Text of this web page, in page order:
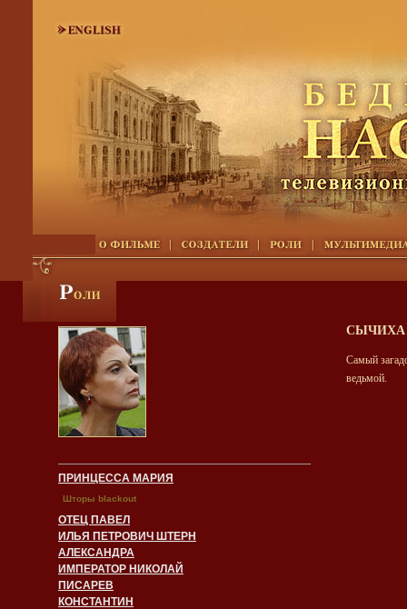
ПРИНЦЕССА МАРИЯ
Шторы blackout
ОТЕЦ ПАВЕЛ
ИЛЬЯ ПЕТРОВИЧ ШТЕРН
АЛЕКСАНДРА
ИМПЕРАТОР НИКОЛАЙ
ПИСАРЕВ
КОНСТАНТИН
СЫЧИХА
Самый
ведьмой.